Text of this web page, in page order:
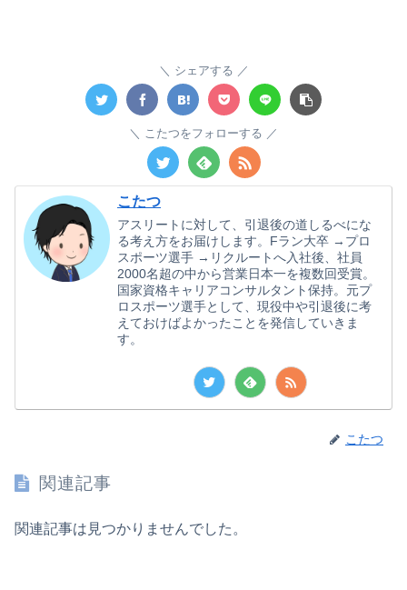
シェアする
こたつをフォローする
こたつ
アスリートに対して、引退後の道しるべにな
る考え方をお届けします。Fラン大卒 →プロ
スポーツ選手 →リクルートへ入社後、社員
2000名超の中から営業日本一を複数回受賞。
国家資格キャリアコンサルタント保持。元プ
ロスポーツ選手として、現役中や引退後に考
えておけばよかったことを発信していきま
す。
こたつ
関連記事
関連記事は見つかりませんでした。